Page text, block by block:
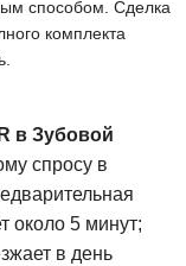
способом. Сделка
комплекта
в Зубовой
спросу в
около 5 минут;
в день